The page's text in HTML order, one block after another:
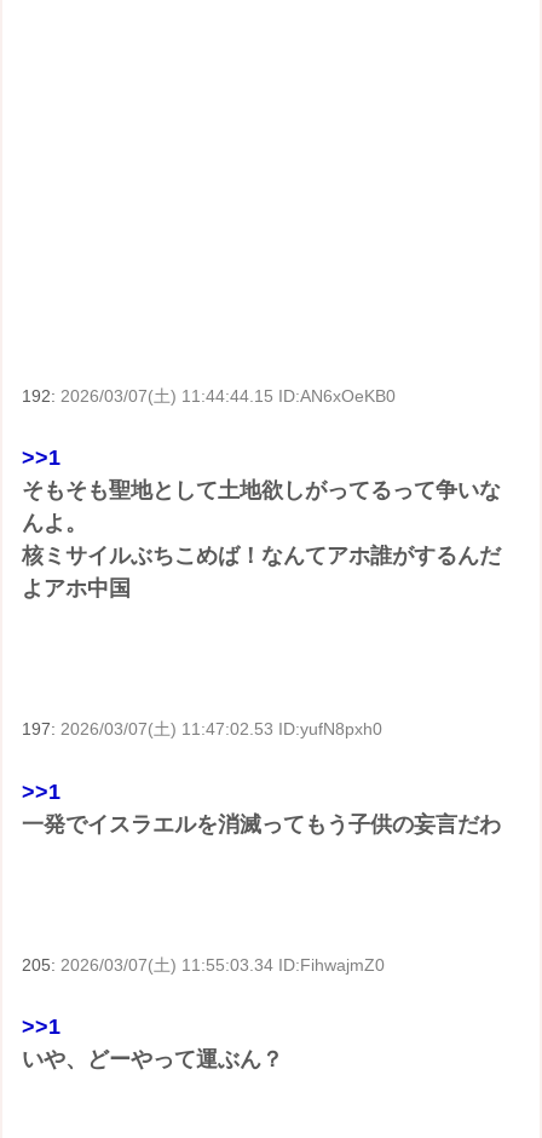
192: 2026/03/07(土) 11:44:44.15 ID:AN6xOeKB0
>>1
そもそも聖地として土地欲しがってるって争いな
んよ。
核ミサイルぶちこめば！なんてアホ誰がするんだ
よアホ中国
197:2026/03/07(土) 11:47:02.53 ID:yufN8pxh0
>>1
一発でイスラエルを消滅ってもう子供の妄言だわ
205: 2026/03/07(土) 11:55:03.34 ID:FihwajmZ0
>>1
いや、どーやって運ぶん？